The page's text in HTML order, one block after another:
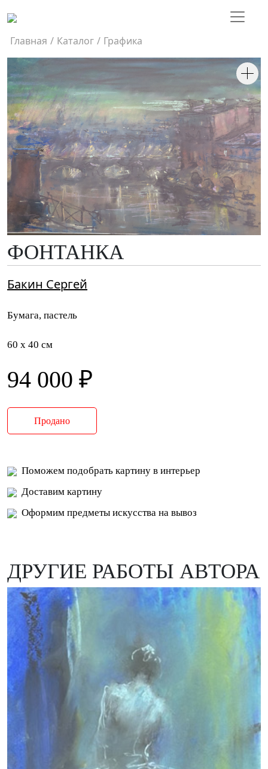
Главная / Каталог / Графика
ФОНТАНКА
Бакин Сергей
Бумага, пастель
60 x 40 см
94 000 ₽
Продано
Поможем подобрать картину в интерьер
Доставим картину
Оформим предметы искусства на вывоз
ДРУГИЕ РАБОТЫ АВТОРА